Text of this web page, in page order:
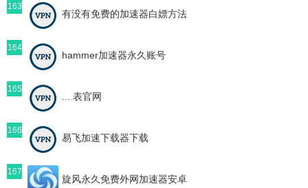
163
有没有免费的加速器白嫖方法
164
hammer加速器永久账号
165
... 表官网
166
易飞加速下载器下载
167
旋风永久免费外网加速器安卓